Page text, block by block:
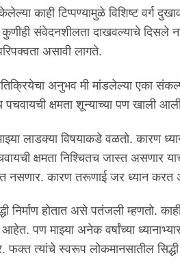
काही टिप्पण्यामुळे विशिष्ट वर्ग
संवेदनशीलता दाखवल्याचे दिसले
असावी लागते.
अनुभव मी मांडलेल्या एका
क्षमता शून्याच्या पण खाली
लाडक्या विषयाकडे वळतो. कारण
क्षमता निश्चितच जास्त
नसणार. कारण तरूणाई जर ध्यान
निर्माण होतात असे पतंजली म्हणतो.
पण माझ्या अनेक वर्षांच्या
फक्त त्यांचे स्वरूप लोकमानसातील